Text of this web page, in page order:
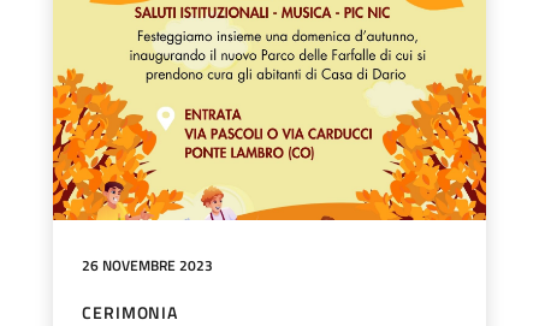
26 NOVEMBRE 2023
CERIMONIA